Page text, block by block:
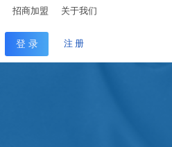
招商加盟 关于我们
登 录 注 册